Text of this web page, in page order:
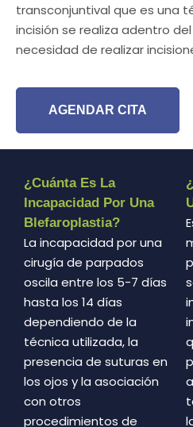
transconjuntival que es una
incisión se realiza adentro
necesidad de realizar
AGENDAR CITA
¿Cuánta Es La
Incapacidad Por Una
Blefaroplastia?
La incapacidad por una
cirugía de parpados
oscila entre los 5-7 días
hasta los 14 días
dependiendo de la
técnica utilizada, la
presencia de suturas en
los ojos y la asociación
con otros
procedimientos de